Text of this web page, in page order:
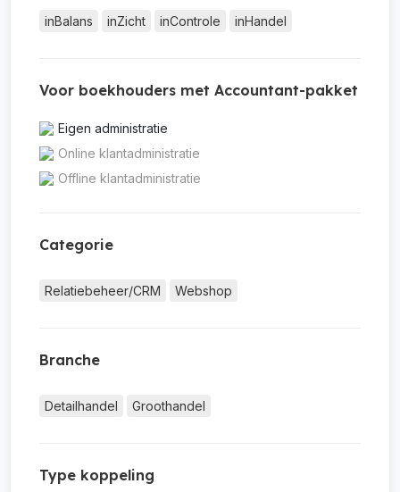
inBalans inZicht inControle inHandel
Voor boekhouders met Accountant-pakket
Eigen administratie
Online klantadministratie
Offline klantadministratie
Categorie
Relatiebeheer/CRM Webshop
Branche
Detailhandel Groothandel
Type koppeling